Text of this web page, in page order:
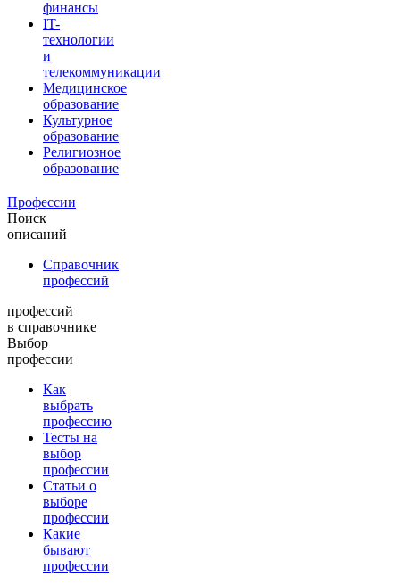
финансы
IT-
технологии
и
телекоммуникации
Медицинское
образование
Культурное
образование
Религиозное
образование
Профессии
Поиск
описаний
Справочник
профессий
профессий
в справочнике
Выбор
профессии
Как
выбрать
профессию
Тесты на
выбор
профессии
Статьи о
выборе
профессии
Какие
бывают
профессии